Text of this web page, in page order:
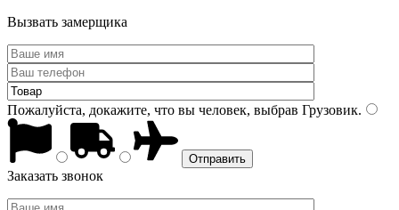
Вызвать замерщика
Пожалуйста, докажите, что вы человек, выбрав Грузовик.
Заказать звонок